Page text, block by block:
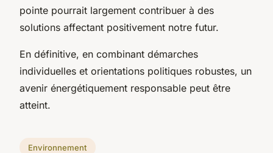
pointe pourrait largement contribuer à des
solutions affectant positivement notre futur.
En définitive, en combinant démarches
individuelles et orientations politiques robustes, un
avenir énergétiquement responsable peut être
atteint.
Environnement